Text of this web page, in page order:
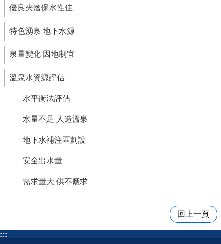
優良夾層保水性佳
特色湧泉 地下水源
泉量變化 因地制宜
溫泉水資源評估
水平衡法評估
水量不足 人造溫泉
地下水補注區劃設
安全出水量
需求量大 供不應求
回上一頁
:::